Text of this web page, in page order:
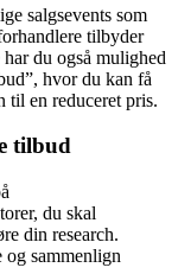
salgsevents som
tilbyder
du også mulighed
hvor du kan få
til en reduceret pris.
tilbud
du skal
din research.
sammenlign